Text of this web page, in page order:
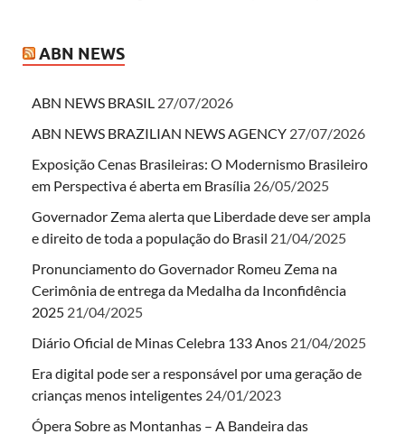
ABN NEWS
ABN NEWS BRASIL 27/07/2026
ABN NEWS BRAZILIAN NEWS AGENCY 27/07/2026
Exposição Cenas Brasileiras: O Modernismo Brasileiro
em Perspectiva é aberta em Brasília 26/05/2025
Governador Zema alerta que Liberdade deve ser ampla
e direito de toda a população do Brasil 21/04/2025
Pronunciamento do Governador Romeu Zema na
Cerimônia de entrega da Medalha da Inconfidência
2025 21/04/2025
Diário Oficial de Minas Celebra 133 Anos 21/04/2025
Era digital pode ser a responsável por uma geração de
crianças menos inteligentes 24/01/2023
Ópera Sobre as Montanhas – A Bandeira das